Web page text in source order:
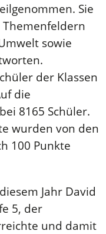
Sie
sowie
der Klassen
die
8165 Schüler.
wurden von den
100 Punkte
Jahr David
5, der
und damit